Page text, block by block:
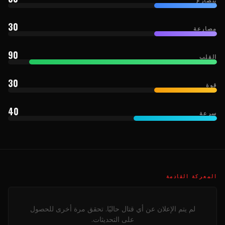
مصارعة 30
القلب 90
قوة 30
سرعة 40
المعركة القادمة
لم يتم الإعلان عن أي قتال حاليًا. تحقق مرة أخرى للحصول
على التحديثات.